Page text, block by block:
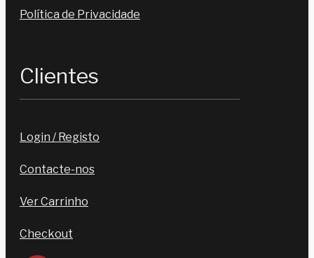
Política de Privacidade
Clientes
Login / Registo
Contacte-nos
Ver Carrinho
Checkout